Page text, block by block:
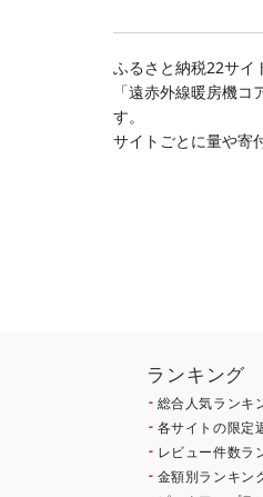
ふるさと納税22サイ
「遠赤外線暖房機
す。
サイトごとに量や寄
ランキング
総合人気ランキ
各サイトの限定
レビュー件数ラ
金額別ランキン